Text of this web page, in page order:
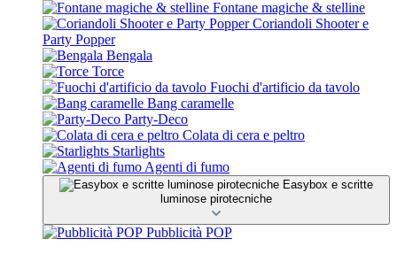
Fontane magiche & stelline
Coriandoli Shooter e
Party Popper
Bengala
Torce
Fuochi d'artificio da tavolo
Bang caramelle
Party-Deco
Colata di cera e peltro
Starlights
Agenti di fumo
Easybox e scritte
luminose pirotecniche
Pubblicità POP